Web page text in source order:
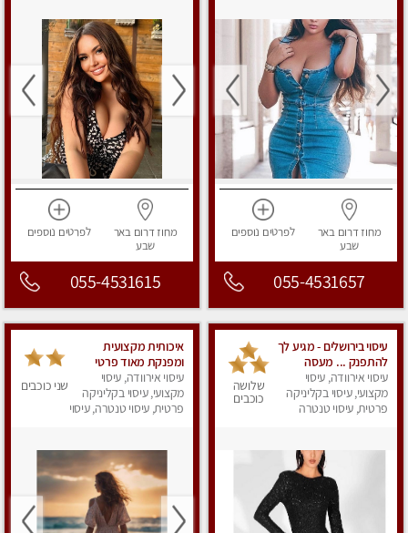
מחוז דרום באר
שבע
לפרטים נוספים
055-4531657
מחוז דרום באר
שבע
לפרטים נוספים
055-4531615
עיסוי בירושלים - מגיע לך
להתפנק ... מעסה
מקצועית איכותית
ומפנקת במיוחד
בירושלים
עיסוי אירוודה, עיסוי
מקצועי, עיסוי בקליניקה
פרטית, עיסוי טנטרה
שלושה
כוכבים
איכותית מקצועית
ומפנקת מאוד פרטי
עיסוי אירוודה, עיסוי
מקצועי, עיסוי בקליניקה
פרטית, עיסוי טנטרה, עיסוי
שני כוכבים